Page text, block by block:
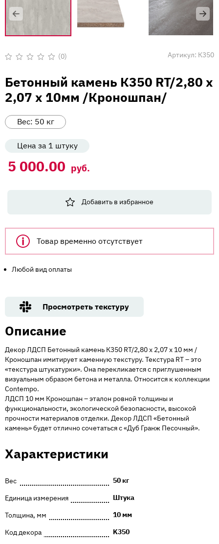
Напишите нам
Артикул: К350
из
5
(0)
Бетонный камень К350 RT/2,80 х
2,07 х 10мм /Кроношпан/
Вес: 50 кг
Цена за 1 штуку
5 000.00 руб.
Добавить в избранное
Товар временно отсутствует
Любой вид оплаты
Просмотреть текстуру
Описание
Декор ЛДСП Бетонный камень К350 RT/2,80 х 2,07 х 10 мм /
Кроношпан имитирует каменную текстуру. Текстура RT – это
«текстура штукатурки». Она перекликается с приглушенным
визуальным образом бетона и металла. Относится к коллекции
Contempo.
ЛДСП 10 мм Кроношпан – эталон ровной толщины и
функциональности, экологической безопасности, высокой
прочности материалов отделки. Декор ЛДСП «Бетонный
камень» будет отлично сочетаться с «Дуб Гранж Песочный».
Характеристики
Вес
50 кг
Единица измерения
Штука
Толщина, мм
10 мм
Код декора
K350